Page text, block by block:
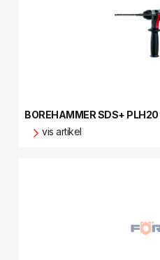
BOREHAMMER SDS+ PLH20
vis artikel